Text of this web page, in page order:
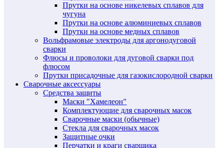
Прутки на основе никелевых сплавов для
чугуна
Прутки на основе алюминиевых сплавов
Прутки на основе медных сплавов
Вольфрамовые электроды для аргонодуговой
сварки
Флюсы и проволоки для дуговой сварки под
флюсом
Прутки присадочные для газокислородной сварки
Сварочные аксессуары
Средства защиты
Маски "Хамелеон"
Комплектующие для сварочных масок
Сварочные маски (обычные)
Стекла для сварочных масок
Защитные очки
Перчатки и краги сварщика